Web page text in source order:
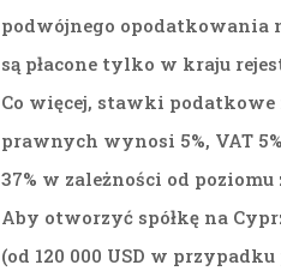
podwójnego opodatkowania
są płacone tylko w kraju
Co więcej, stawki podatkowe
prawnych wynosi 5%, VAT
37% w zależności od poziomu
Aby otworzyć spółkę na
(od 120 000 USD w